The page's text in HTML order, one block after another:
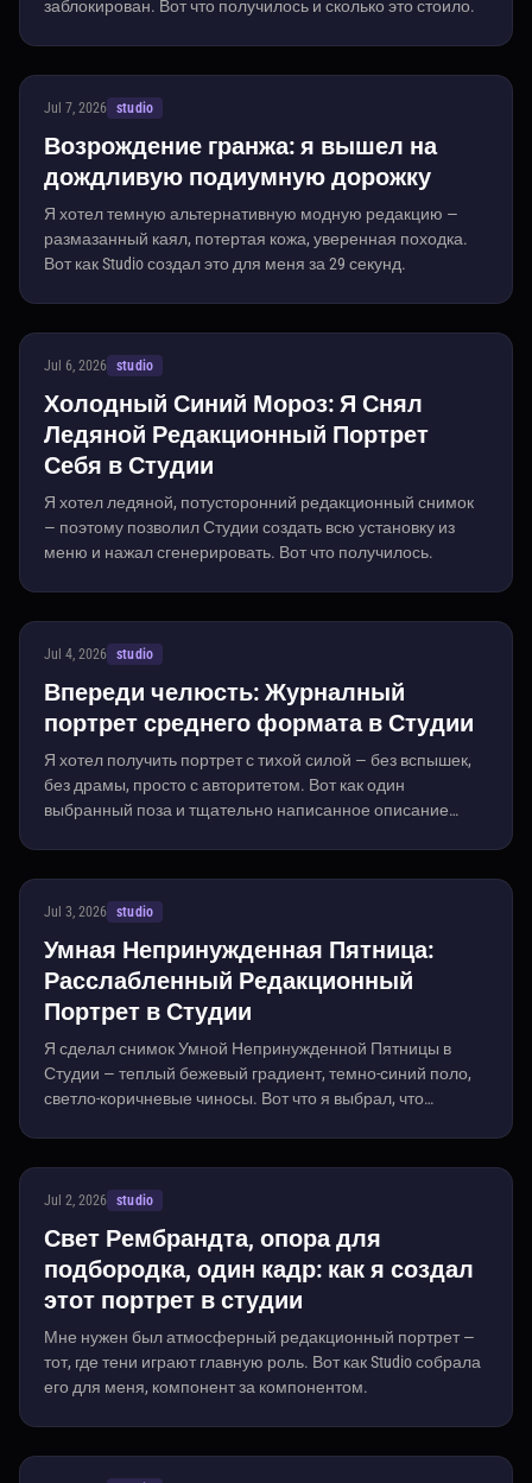
заблокирован. Вот что получилось и сколько это стоило.
Jul 7, 2026 studio
Возрождение гранжа: я вышел на
дождливую подиумную дорожку
Я хотел темную альтернативную модную редакцию —
размазанный каял, потертая кожа, уверенная походка.
Вот как Studio создал это для меня за 29 секунд.
Jul 6, 2026 studio
Холодный Синий Мороз: Я Снял
Ледяной Редакционный Портрет
Себя в Студии
Я хотел ледяной, потусторонний редакционный снимок
— поэтому позволил Студии создать всю установку из
меню и нажал сгенерировать. Вот что получилось.
Jul 4, 2026 studio
Впереди челюсть: Журналный
портрет среднего формата в Студии
Я хотел получить портрет с тихой силой — без вспышек,
без драмы, просто с авторитетом. Вот как один
выбранный поза и тщательно написанное описание
Jul 3, 2026 studio
Умная Непринужденная Пятница:
Расслабленный Редакционный
Портрет в Студии
Я сделал снимок Умной Непринужденной Пятницы в
Студии — теплый бежевый градиент, темно-синий поло,
светло-коричневые чиносы. Вот что я выбрал, что
Jul 2, 2026 studio
Свет Рембрандта, опора для
подбородка, один кадр: как я создал
этот портрет в студии
Мне нужен был атмосферный редакционный портрет —
тот, где тени играют главную роль. Вот как Studio собрала
его для меня, компонент за компонентом.